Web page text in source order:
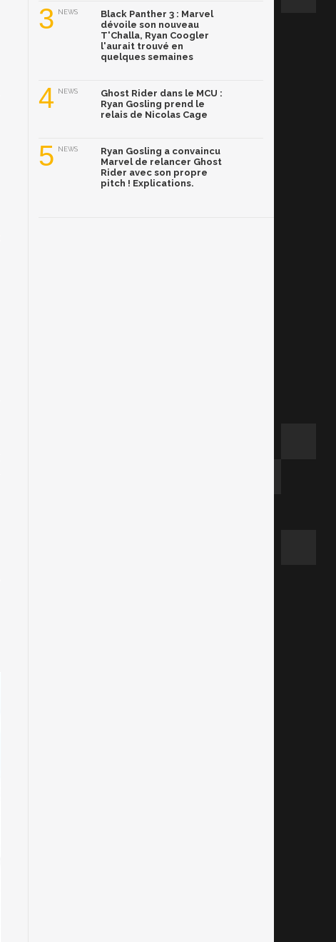
3 NEWS
Black Panther 3 : Marvel
dévoile son nouveau
T'Challa, Ryan Coogler
l'aurait trouvé en
quelques semaines
4 NEWS
Ghost Rider dans le MCU :
Ryan Gosling prend le
relais de Nicolas Cage
5 NEWS
Ryan Gosling a convaincu
Marvel de relancer Ghost
Rider avec son propre
pitch ! Explications.